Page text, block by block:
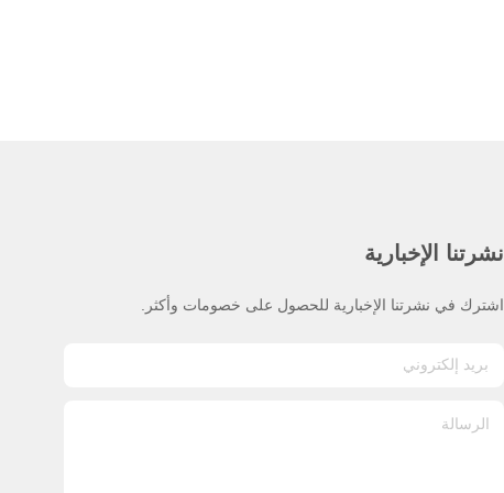
نشرتنا الإخبارية
اشترك في نشرتنا الإخبارية للحصول على خصومات وأكثر.